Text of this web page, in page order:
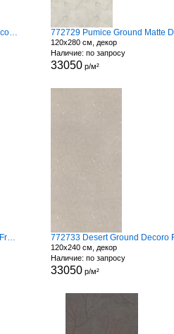
772728 Desert Ground Matte Decoro Fronds
120x280 см, декор
Наличие: по запросу
33050р/м²
772732 Carbon Ground Decoro Fronds A
120x240 см, декор
Наличие: по запросу
33050р/м²